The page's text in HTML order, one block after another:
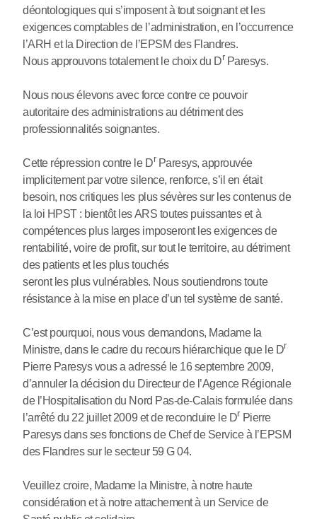
déontologiques qui s’imposent à tout soignant et les
exigences comptables de l’administration, en l’occurrence
l’ARH et la Direction de l’EPSM des Flandres.
Nous approuvons totalement le choix du Dr Paresys.
Nous nous élevons avec force contre ce pouvoir
autoritaire des administrations au détriment des
professionnalités soignantes.
Cette répression contre le Dr Paresys, approuvée
implicitement par votre silence, renforce, s’il en était
besoin, nos critiques les plus sévères sur les contenus de
la loi HPST : bientôt les ARS toutes puissantes et à
compétences plus larges imposeront les exigences de
rentabilité, voire de profit, sur tout le territoire, au détriment
des patients et les plus touchés
seront les plus vulnérables. Nous soutiendrons toute
résistance à la mise en place d’un tel système de santé.
C’est pourquoi, nous vous demandons, Madame la
Ministre, dans le cadre du recours hiérarchique que le Dr
Pierre Paresys vous a adressé le 16 septembre 2009,
d’annuler la décision du Directeur de l’Agence Régionale
de l’Hospitalisation du Nord Pas-de-Calais formulée dans
l’arrêté du 22 juillet 2009 et de reconduire le Dr Pierre
Paresys dans ses fonctions de Chef de Service à l’EPSM
des Flandres sur le secteur 59 G 04.
Veuillez croire, Madame la Ministre, à notre haute
considération et à notre attachement à un Service de